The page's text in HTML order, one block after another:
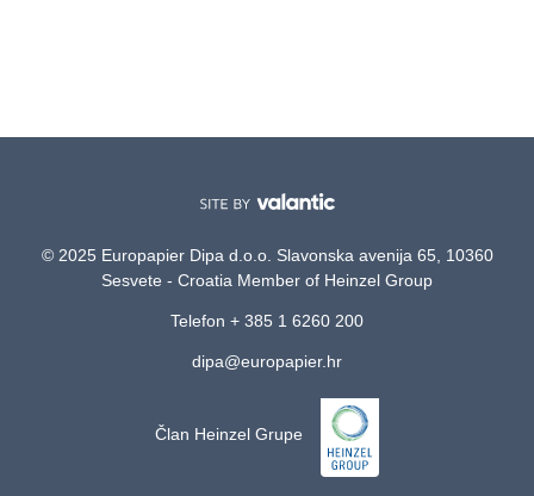
© 2025 Europapier Dipa d.o.o. Slavonska avenija 65, 10360
Sesvete - Croatia Member of Heinzel Group
Telefon + 385 1 6260 200
dipa@europapier.hr
Član Heinzel Grupe